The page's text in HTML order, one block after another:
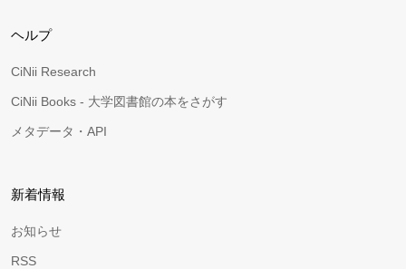
ヘルプ
CiNii Research
CiNii Books - 大学図書館の本をさがす
メタデータ・API
新着情報
お知らせ
RSS